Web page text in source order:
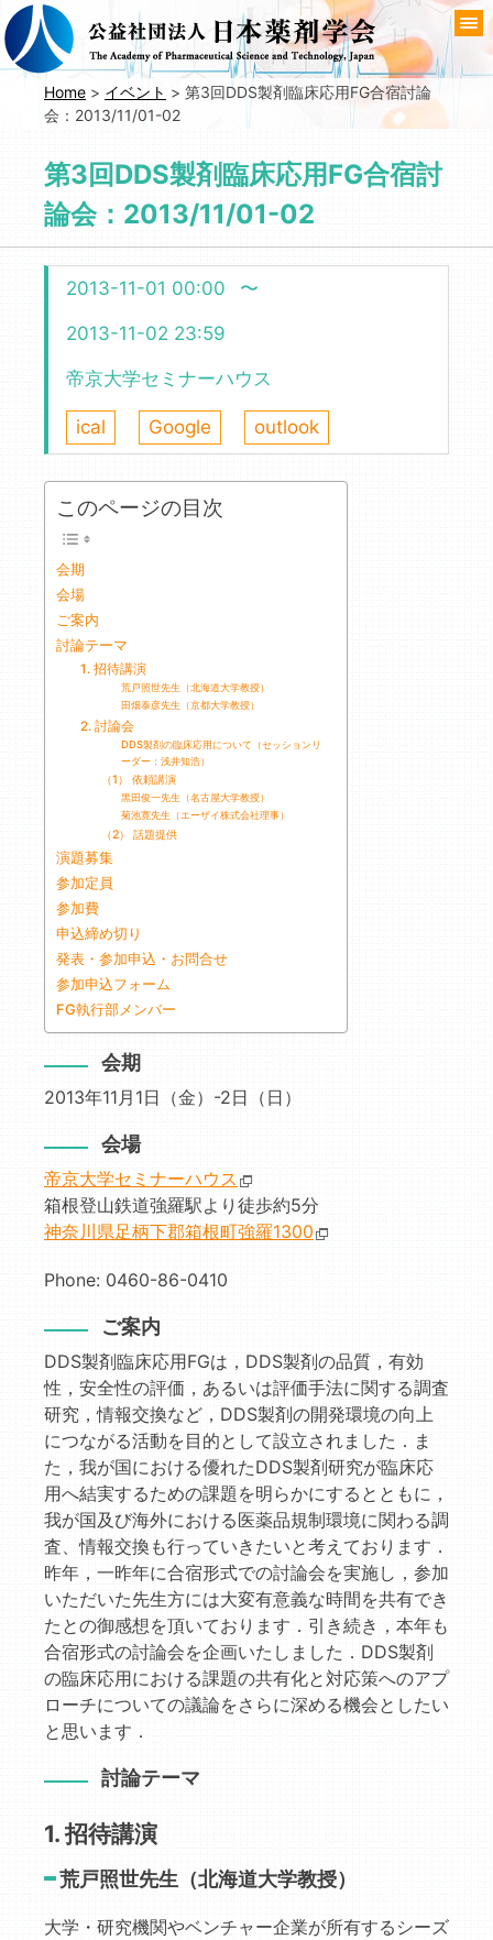
コ
ン
テ
Home > イベント > 第3回DDS製剤臨床応用FG合宿討論
会：2013/11/01-02
第3回DDS製剤臨床応用FG合宿討
論会：2013/11/01-02
2013-11-01 00:00 〜
2013-11-02 23:59
帝京大学セミナーハウス
ical Google outlook
このページの目次
会期
会場
ご案内
討論テーマ
1. 招待講演
荒戸照世先生（北海道大学教授）
田畑泰彦先生（京都大学教授）
2. 討論会
DDS製剤の臨床応用について（セッションリ
ーダー：浅井知浩）
（1） 依頼講演
黒田俊一先生（名古屋大学教授）
菊池寛先生（エーザイ株式会社理事）
（2） 話題提供
演題募集
参加定員
参加費
申込締め切り
発表・参加申込・お問合せ
参加申込フォーム
FG執行部メンバー
会期
2013年11月1日（金）-2日（日）
会場
帝京大学セミナーハウス
箱根登山鉄道強羅駅より徒歩約5分
神奈川県足柄下郡箱根町強羅1300
Phone: 0460-86-0410
ご案内
DDS製剤臨床応用FGは，DDS製剤の品質，有効
性，安全性の評価，あるいは評価手法に関する調査
研究，情報交換など，DDS製剤の開発環境の向上
につながる活動を目的として設立されました．ま
た，我が国における優れたDDS製剤研究が臨床応
用へ結実するための課題を明らかにするとともに，
我が国及び海外における医薬品規制環境に関わる調
査、情報交換も行っていきたいと考えております．
昨年，一昨年に合宿形式での討論会を実施し，参加
いただいた先生方には大変有意義な時間を共有でき
たとの御感想を頂いております．引き続き，本年も
合宿形式の討論会を企画いたしました．DDS製剤
の臨床応用における課題の共有化と対応策へのアプ
ローチについての議論をさらに深める機会としたい
と思います．
討論テーマ
1. 招待講演
荒戸照世先生（北海道大学教授）
大学・研究機関やベンチャー企業が所有するシーズ